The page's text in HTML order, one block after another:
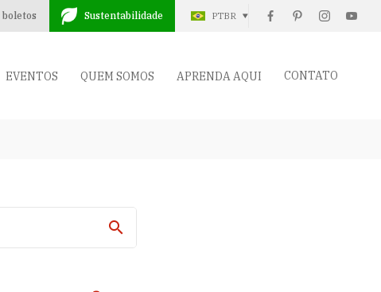
boletos Sustentabilidade PTBR
EVENTOS QUEM SOMOS APRENDA AQUI CONTATO